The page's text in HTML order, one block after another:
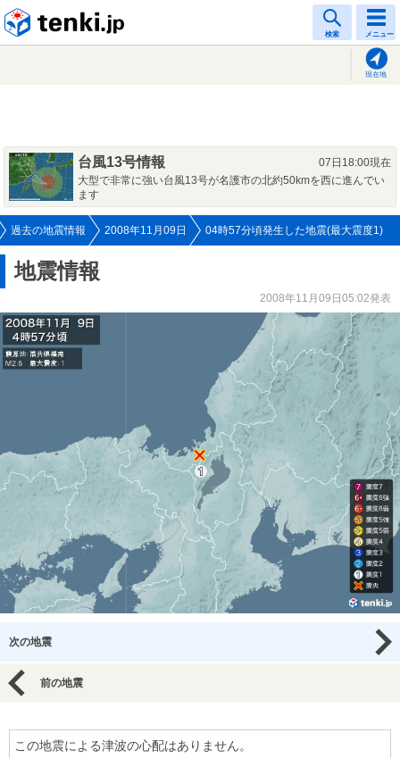
検索 メニュー
現在地
台風13号情報
07日18:00現在
大型で非常に強い台風13号が名護市の北約50kmを西に進んでい
ます
過去の地震情報 2008年11月09日 04時57分頃発生した地震(最大震度1)
地震情報
2008年11月09日05:02発表
次の地震
前の地震
この地震による津波の心配はありません。